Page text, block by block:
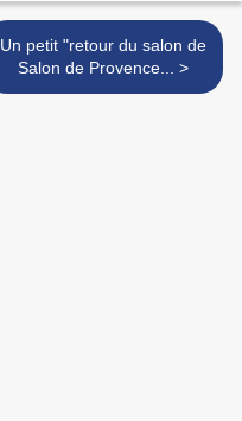
Un petit "retour du salon de
Salon de Provence... >